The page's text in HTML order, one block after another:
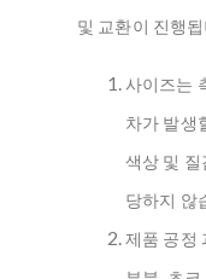
및 교환이 진행
사이즈는
차가 발생
색상 및 질
당하지 않
제품 공정